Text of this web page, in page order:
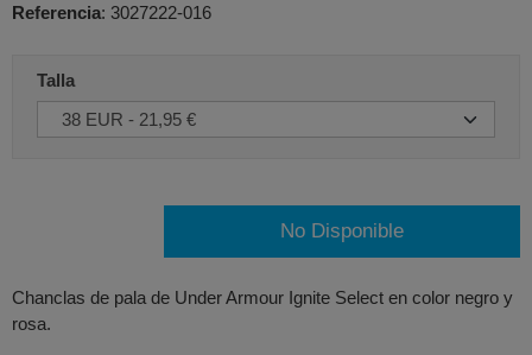
Referencia: 3027222-016
Talla
No Disponible
Chanclas de pala de Under Armour Ignite Select en color negro y
rosa.